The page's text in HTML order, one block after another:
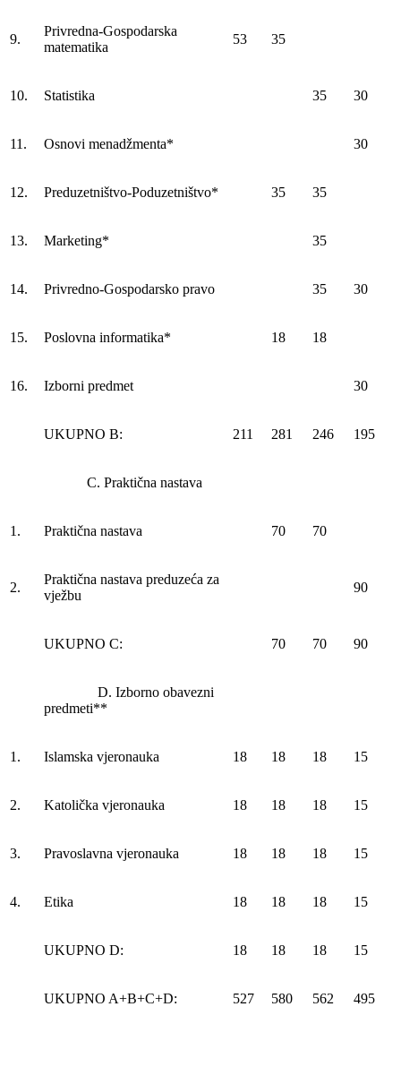
9.
Privredna-Gospodarska
matematika
53 35
10. Statistika 35 30
11. Osnovi menadžmenta* 30
12. Preduzetništvo-Poduzetništvo* 35 35
13. Marketing* 35
14. Privredno-Gospodarsko pravo 35 30
15. Poslovna informatika* 18 18
16. Izborni predmet 30
UKUPNO B: 211 281 246 195
C. Praktična nastava
1. Praktična nastava 70 70
2.
Praktična nastava preduzeća za
vježbu
90
UKUPNO C: 70 70 90
D. Izborno obavezni
predmeti**
1. Islamska vjeronauka 18 18 18 15
2. Katolička vjeronauka 18 18 18 15
3. Pravoslavna vjeronauka 18 18 18 15
4. Etika 18 18 18 15
UKUPNO D: 18 18 18 15
UKUPNO A+B+C+D: 527 580 562 495